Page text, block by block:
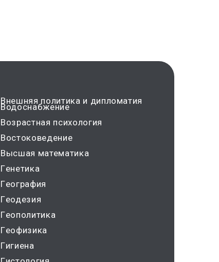
Внешняя политика и дипломатия
Водоснабжение
Возрастная психология
Востоковедение
Высшая математика
Генетика
География
Геодезия
Геополитика
Геофизика
Гигиена